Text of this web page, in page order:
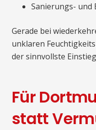
Sanierungs- und
Gerade bei
unklaren
der sinnvollste
Für
statt